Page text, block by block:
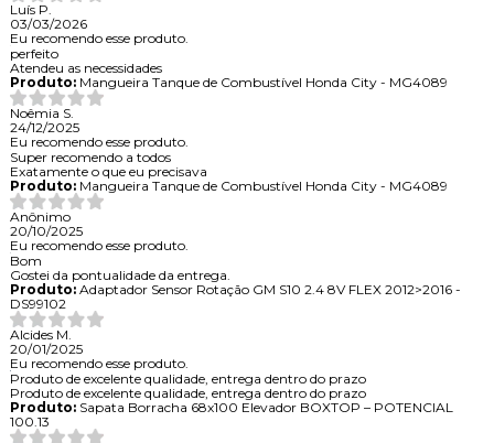
Luís P.
03/03/2026
Eu recomendo esse produto.
perfeito
Atendeu as necessidades
Produto:Mangueira Tanque de Combustível Honda City - MG4089
Noêmia S.
24/12/2025
Eu recomendo esse produto.
Super recomendo a todos
Exatamente o que eu precisava
Produto:Mangueira Tanque de Combustível Honda City - MG4089
Anônimo
20/10/2025
Eu recomendo esse produto.
Bom
Gostei da pontualidade da entrega.
Produto:Adaptador Sensor Rotação GM S10 2.4 8V FLEX 2012>2016 -
DS99102
Alcides M.
20/01/2025
Eu recomendo esse produto.
Produto de excelente qualidade, entrega dentro do prazo
Produto de excelente qualidade, entrega dentro do prazo
Produto:Sapata Borracha 68x100 Elevador BOXTOP – POTENCIAL
100.13